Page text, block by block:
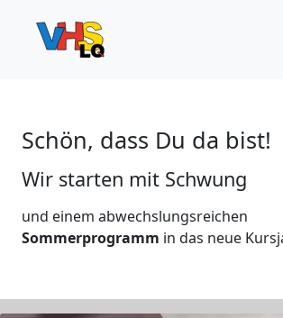
Schön, dass Du da bist!
Wir starten mit Schwung
und einem abwechslungsreichen
Sommerprogramm in das neue